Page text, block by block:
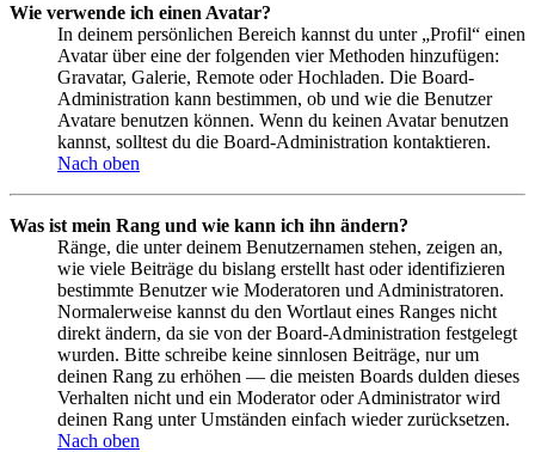
Wie verwende ich einen Avatar?
In deinem persönlichen Bereich kannst du unter „Profil“ einen
Avatar über eine der folgenden vier Methoden hinzufügen:
Gravatar, Galerie, Remote oder Hochladen. Die Board-
Administration kann bestimmen, ob und wie die Benutzer
Avatare benutzen können. Wenn du keinen Avatar benutzen
kannst, solltest du die Board-Administration kontaktieren.
Nach oben
Was ist mein Rang und wie kann ich ihn ändern?
Ränge, die unter deinem Benutzernamen stehen, zeigen an,
wie viele Beiträge du bislang erstellt hast oder identifizieren
bestimmte Benutzer wie Moderatoren und Administratoren.
Normalerweise kannst du den Wortlaut eines Ranges nicht
direkt ändern, da sie von der Board-Administration festgelegt
wurden. Bitte schreibe keine sinnlosen Beiträge, nur um
deinen Rang zu erhöhen — die meisten Boards dulden dieses
Verhalten nicht und ein Moderator oder Administrator wird
deinen Rang unter Umständen einfach wieder zurücksetzen.
Nach oben